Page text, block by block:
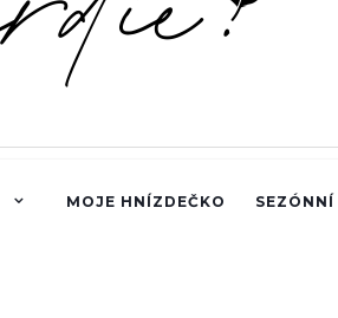
MOJE HNÍZDEČKO